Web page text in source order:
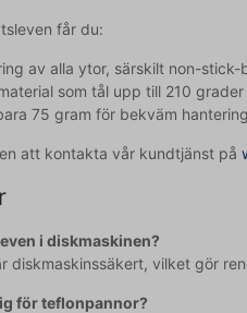
får du:
av alla ytor, särskilt non-
som tål upp till 210 grader
75 gram för bekväm hantering
att kontakta vår kundtjänst på
i diskmaskinen?
diskmaskinssäkert, vilket gör
för teflonpannor?